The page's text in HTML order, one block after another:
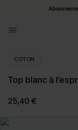
COTON
Top blanc à
25,40 €